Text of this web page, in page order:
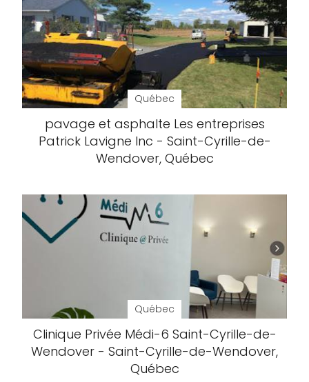
Québec
pavage et asphalte Les entreprises
Patrick Lavigne Inc - Saint-Cyrille-de-
Wendover, Québec
Québec
Clinique Privée Médi-6 Saint-Cyrille-de-
Wendover - Saint-Cyrille-de-Wendover,
Québec